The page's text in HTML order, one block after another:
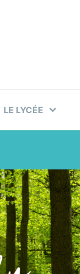
LE LYCÉE